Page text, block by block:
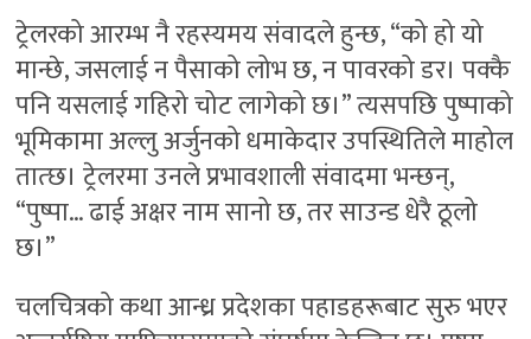
ट्रेलरको आरम्भ नै रहस्यमय संवादले हुन्छ, “को हो यो
मान्छे, जसलाई न पैसाको लोभ छ, न पावरको डर। पक्कै
पनि यसलाई गहिरो चोट लागेको छ।” त्यसपछि पुष्पाको
भूमिकामा अल्लु अर्जुनको धमाकेदार उपस्थितिले माहोल
तात्छ। ट्रेलरमा उनले प्रभावशाली संवादमा भन्छन्,
“पुष्पा… ढाई अक्षर नाम सानो छ, तर साउन्ड धेरै ठूलो
छ।”
चलचित्रको कथा आन्ध्र प्रदेशका पहाडहरूबाट सुरु भएर